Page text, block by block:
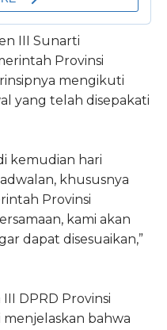
III Sunarti
Provinsi
mengikuti
yang telah disepakati
kemudian hari
khususnya
Provinsi
kami akan
dapat disesuaikan,”
DPRD Provinsi
bahwa